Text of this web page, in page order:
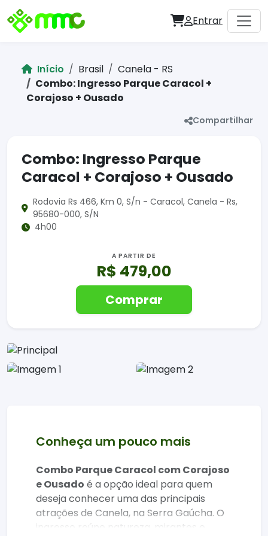
Entrar
Início Brasil
Canela - RS
Combo: Ingresso Parque Caracol +
Corajoso + Ousado
Compartilhar
Combo: Ingresso Parque
Caracol + Corajoso + Ousado
Rodovia Rs 466, Km 0, S/n - Caracol, Canela - Rs,
95680-000, S/N
4h00
A PARTIR DE
R$ 479,00
Comprar
Conheça um pouco mais
Combo Parque Caracol com Corajoso
e Ousado é a opção ideal para quem
deseja conhecer uma das principais
atrações de Canela, na Serra Gaúcha. O
ingresso reúne natureza, mirantes e